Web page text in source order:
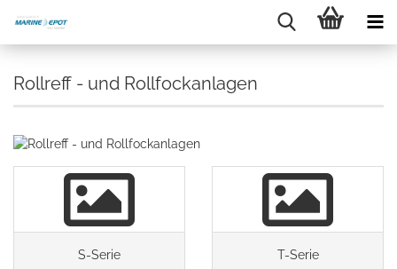
Rollreff - und Rollfockanlagen
S-Serie T-Serie